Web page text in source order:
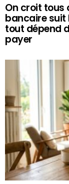
On croit tous
bancaire suit
tout dépend
payer